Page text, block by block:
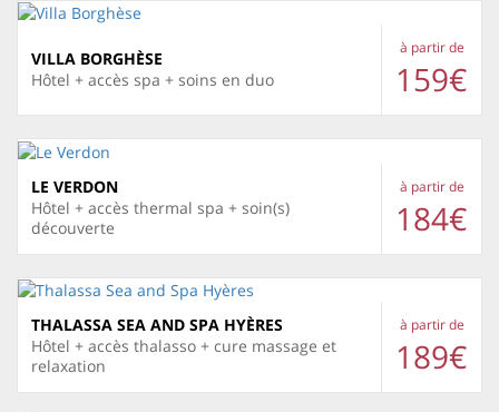
VILLA BORGHÈSE
Hôtel + accès spa + soins en duo
à partir de
159€
LE VERDON
Hôtel + accès thermal spa + soin(s)
découverte
à partir de
184€
THALASSA SEA AND SPA HYÈRES
Hôtel + accès thalasso + cure massage et
relaxation
à partir de
189€